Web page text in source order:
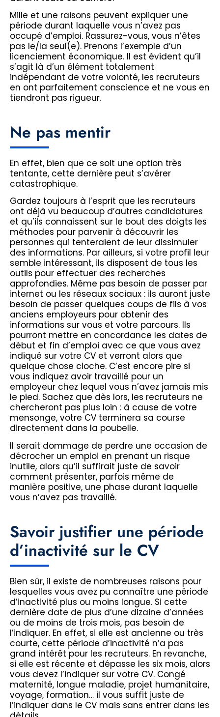
Mille et une raisons peuvent expliquer une
période durant laquelle vous n’avez pas
occupé d’emploi. Rassurez-vous, vous n’êtes
pas le/la seul(e). Prenons l’exemple d’un
licenciement économique. Il est évident qu’il
s’agit là d’un élément totalement
indépendant de votre volonté, les recruteurs
en ont parfaitement conscience et ne vous en
tiendront pas rigueur.
Ne pas mentir
En effet, bien que ce soit une option très
tentante, cette dernière peut s’avérer
catastrophique.
Gardez toujours à l’esprit que les recruteurs
ont déjà vu beaucoup d’autres candidatures
et qu’ils connaissent sur le bout des doigts les
méthodes pour parvenir à découvrir les
personnes qui tenteraient de leur dissimuler
des informations. Par ailleurs, si votre profil leur
semble intéressant, ils disposent de tous les
outils pour effectuer des recherches
approfondies. Même pas besoin de passer par
internet ou les réseaux sociaux : ils auront juste
besoin de passer quelques coups de fils à vos
anciens employeurs pour obtenir des
informations sur vous et votre parcours. Ils
pourront mettre en concordance les dates de
début et fin d’emploi avec ce que vous avez
indiqué sur votre CV et verront alors que
quelque chose cloche. C’est encore pire si
vous indiquez avoir travaillé pour un
employeur chez lequel vous n’avez jamais mis
le pied. Sachez que dès lors, les recruteurs ne
chercheront pas plus loin : à cause de votre
mensonge, votre CV terminera sa course
directement dans la poubelle.
Il serait dommage de perdre une occasion de
décrocher un emploi en prenant un risque
inutile, alors qu’il suffirait juste de savoir
comment présenter, parfois même de
manière positive, une phase durant laquelle
vous n’avez pas travaillé.
Savoir justifier une période
d’inactivité sur le CV
Bien sûr, il existe de nombreuses raisons pour
lesquelles vous avez pu connaître une période
d’inactivité plus ou moins longue. Si cette
dernière date de plus d’une dizaine d’années
ou de moins de trois mois, pas besoin de
l’indiquer. En effet, si elle est ancienne ou très
courte, cette période d’inactivité n’a pas
grand intérêt pour les recruteurs. En revanche,
si elle est récente et dépasse les six mois, alors
vous devez l’indiquer sur votre CV. Congé
maternité, longue maladie, projet humanitaire,
voyage, formation… il vous suffit juste de
l’indiquer dans le CV mais sans entrer dans les